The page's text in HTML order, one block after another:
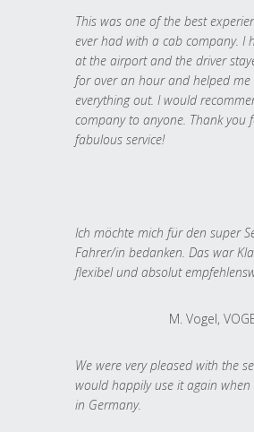
This was one of the best
ever had with a cab company. I
at the airport and the driver
for over an hour and helped me
everything out. I would
company to anyone. Thank you
fabulous service!
Ich möchte mich für den super
Fahrer/in bedanken. Das war
flexibel und absolut
M. Vogel,
We were very pleased with the
would happily use it again
in Germany.